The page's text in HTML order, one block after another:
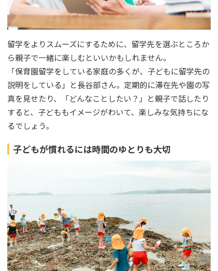
留学をよりスムーズにするために、留学先を選ぶところか
ら親子で一緒に楽しむといいかもしれません。
「保育園留学をしている家庭の多くが、子どもに留学先の
説明をしている」と長谷部さん。定期的に滞在先や園の写
真を見せたり、「どんなことしたい？」と親子で話したり
すると、子どももイメージがわいて、楽しみな気持ちにな
るでしょう。
子どもが慣れるには時間のゆとりも大切